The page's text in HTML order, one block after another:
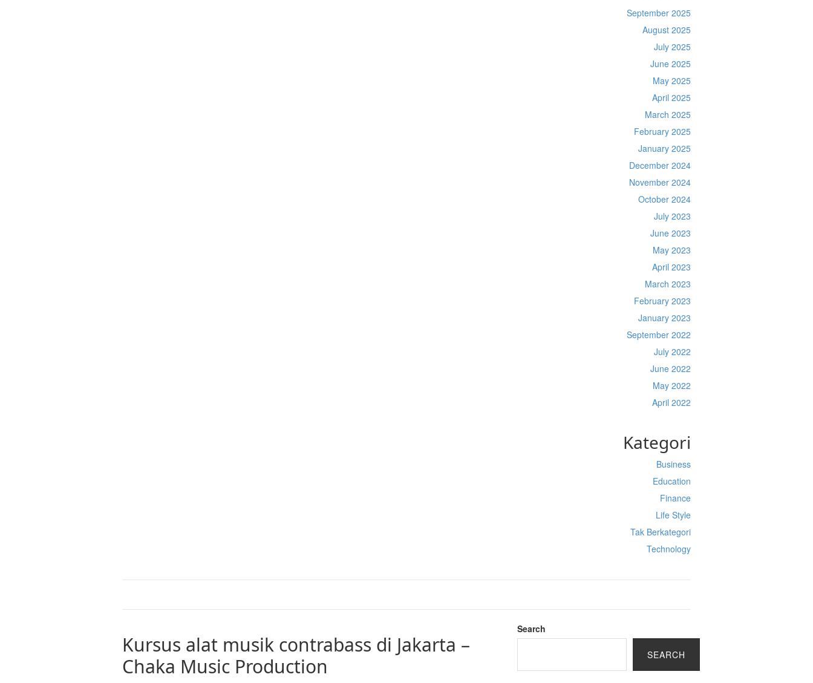
September 2025
August 2025
July 2025
June 2025
May 2025
April 2025
March 2025
February 2025
January 2025
December 2024
November 2024
October 2024
July 2023
June 2023
May 2023
April 2023
March 2023
February 2023
January 2023
September 2022
July 2022
June 2022
May 2022
April 2022
Kategori
Business
Education
Finance
Life Style
Tak Berkategori
Technology
Kursus alat musik contrabass di Jakarta –
Chaka Music Production
Search
SEARCH